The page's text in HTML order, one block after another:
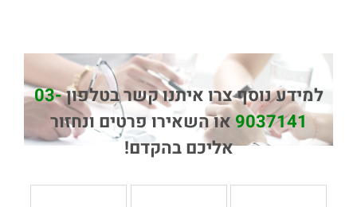
למידע נוסף צרו איתנו קשר בטלפון03-
9037141או השאירו פרטים ונחזור
אליכם בהקדם!